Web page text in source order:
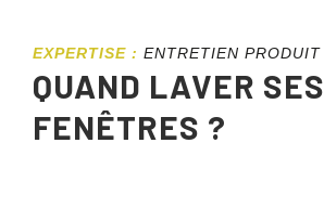
EXPERTISE : ENTRETIEN PRODUIT
QUAND LAVER SES
FENÊTRES ?